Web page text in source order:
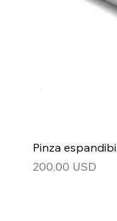
Pinza
Prezzo
200,00 USD